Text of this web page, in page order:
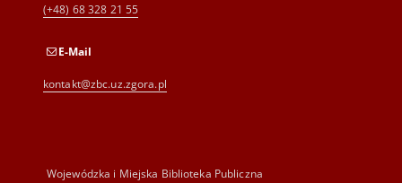
(+48) 68 328 21 55
E-Mail
kontakt@zbc.uz.zgora.pl
Wojewódzka i Miejska Biblioteka Publiczna